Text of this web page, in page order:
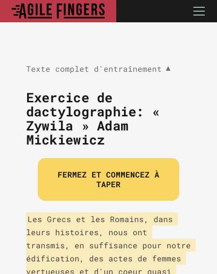
Texte complet d'entraînement ▼
Exercice de
dactylographie: «
Zywila » Adam
Mickiewicz
FERMEZ ET COMMENCEZ À
TAPER
Les Grecs et les Romains, dans
leurs histoires, nous ont
transmis, en suffisance pour notre
édification, des actes de femmes
vertueuses et d'un coeur quasi